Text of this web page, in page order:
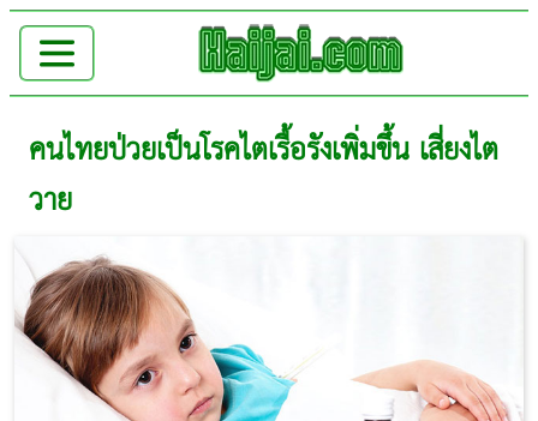
คนไทยป่วยเป็นโรคไตเรื้อรังเพิ่มขึ้น เสี่ยงไต
วาย